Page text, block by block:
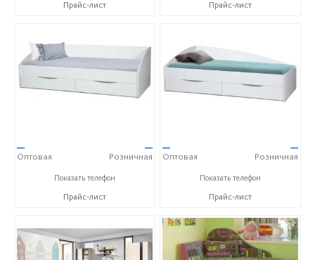
Прайс-лист
Прайс-лист
—
Оптовая
—
Розничная
+7 (800) 500-77-44
Показать телефон
Прайс-лист
—
Оптовая
—
Розничная
+7 (800) 500-77-44
Показать телефон
Прайс-лист